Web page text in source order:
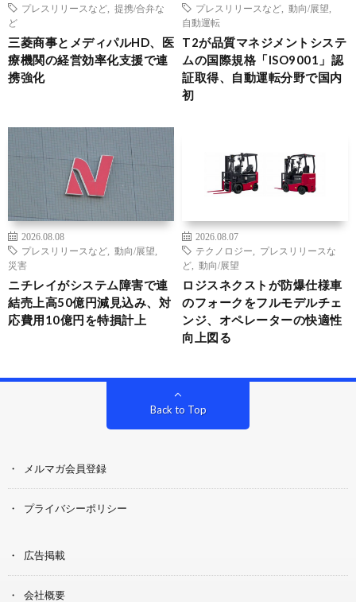
プレスリリースなど
提携/合弁な
ど
三菱商事とメディパルHD、医
療機関の経営効率化支援で連
携強化
プレスリリースなど
動向/展望
自動運転
T2が品質マネジメントシステ
ムの国際規格「ISO9001」認
証取得、自動運転分野で国内
初
2026.08.08
プレスリリースなど
動向/展望
災害
ニチレイがシステム障害で連
結売上高50億円減見込み、対
応費用10億円を特損計上
2026.08.07
テクノロジー
プレスリリースな
ど
動向/展望
ロジスネクストが防爆仕様車
のフォークをフルモデルチェ
ンジ、オペレーターの快適性
向上図る
Back to Top
メルマガ会員登録
プライバシーポリシー
広告掲載
会社概要